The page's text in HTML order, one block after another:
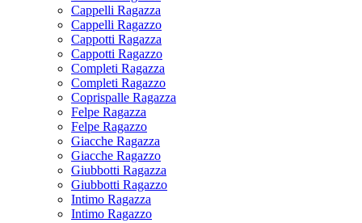
Cappelli Ragazza
Cappelli Ragazzo
Cappotti Ragazza
Cappotti Ragazzo
Completi Ragazza
Completi Ragazzo
Coprispalle Ragazza
Felpe Ragazza
Felpe Ragazzo
Giacche Ragazza
Giacche Ragazzo
Giubbotti Ragazza
Giubbotti Ragazzo
Intimo Ragazza
Intimo Ragazzo